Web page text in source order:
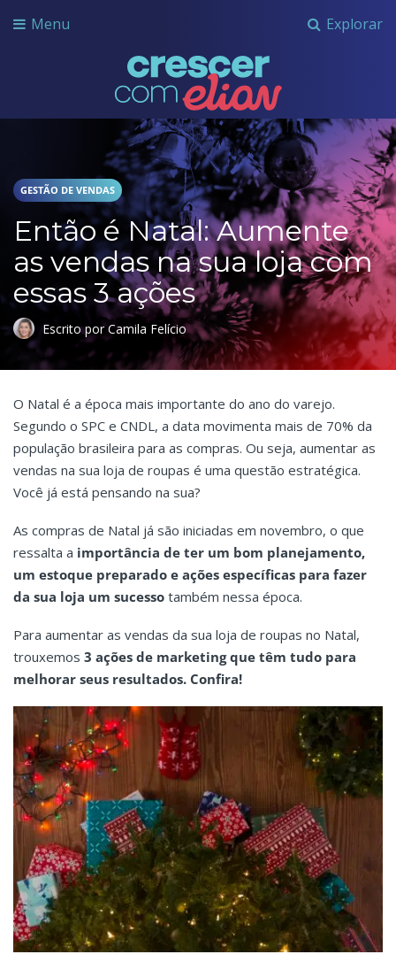
Explorar
Menu
Crescer com Grupo Elian
GESTÃO DE VENDAS
Então é Natal: Aumente
as vendas na sua loja com
essas 3 ações
Escrito por Camila Felício
O Natal é a época mais importante do ano do varejo.
Segundo o SPC e CNDL, a data movimenta mais de 70% da
população brasileira para as compras. Ou seja, aumentar as
vendas na sua loja de roupas é uma questão estratégica.
Você já está pensando na sua?
As compras de Natal já são iniciadas em novembro, o que
ressalta a importância de ter um bom planejamento,
um estoque preparado e ações específicas para fazer
da sua loja um sucesso também nessa época.
Para aumentar as vendas da sua loja de roupas no Natal,
trouxemos 3 ações de marketing que têm tudo para
melhorar seus resultados. Confira!